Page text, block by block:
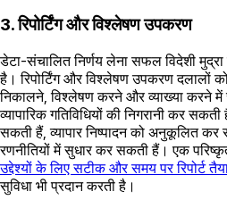
3. रिपोर्टिंग और विश्लेषण उपकरण
डेटा-संचालित निर्णय लेना सफल विदेशी
है। रिपोर्टिंग और विश्लेषण उपकरण दलालों
निकालने, विश्लेषण करने और व्याख्या करने में
व्यापारिक गतिविधियों की निगरानी कर
सकती हैं, व्यापार निष्पादन को अनुकूलित
रणनीतियों में सुधार कर सकती हैं। एक परिष्कृत
उद्देश्यों के लिए सटीक और समय पर रिपोर्ट
सुविधा भी प्रदान करती है।